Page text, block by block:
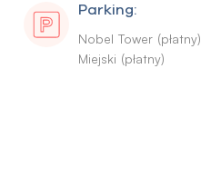
Parking:
Nobel Tower (płatny)
Miejski (płatny)